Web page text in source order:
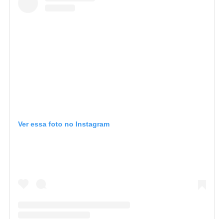
Ver essa foto no Instagram